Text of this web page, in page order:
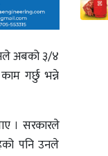
अबको ३/४
गर्छु भन्ने
। सरकारले
पनि उनले